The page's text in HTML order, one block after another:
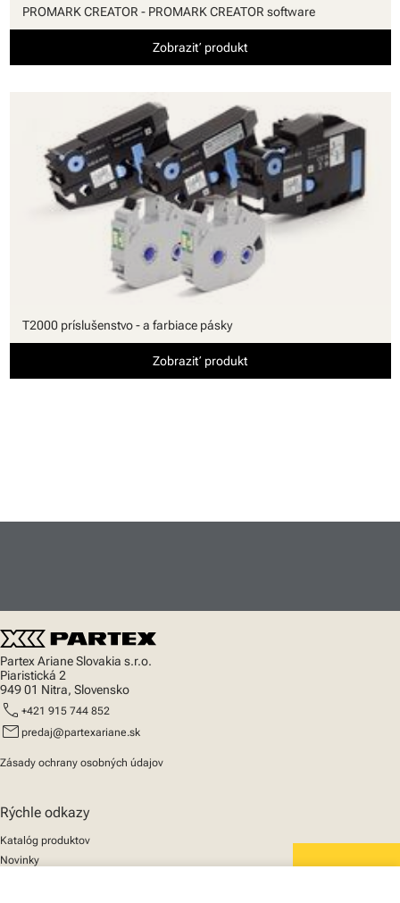
PROMARK CREATOR - PROMARK CREATOR software
Zobraziť produkt
T2000 príslušenstvo - a farbiace pásky
Zobraziť produkt
Partex Ariane Slovakia s.r.o.
Piaristická 2
949 01 Nitra, Slovensko
call +421 915 744 852
mail predaj@partexariane.sk
Zásady ochrany osobných údajov
Rýchle odkazy
Katalóg produktov
Novinky